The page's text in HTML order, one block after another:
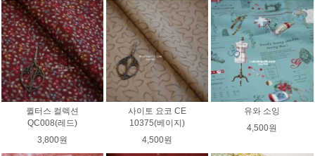
퀼터스 컬렉션
QC008(레드)
3,800원
사이토 요코 CE
10375(베이지)
4,500원
유와 소잉
4,500원